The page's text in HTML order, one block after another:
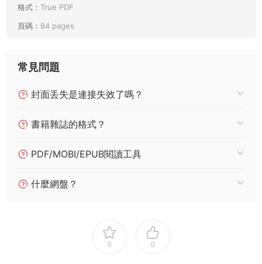
格式： True PDF
頁碼： 84 pages
常見問題
封面丢失是連接失效了嗎？
書籍雜誌的格式？
PDF/MOBI/EPUB閱讀工具
什麼網盤？
0 0